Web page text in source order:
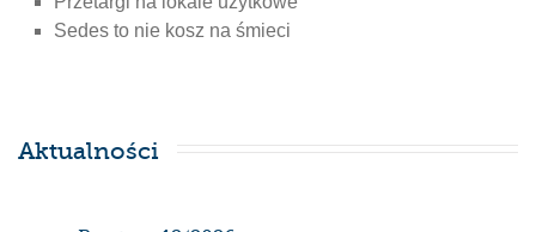
Sedes to nie kosz na śmieci
Aktualności